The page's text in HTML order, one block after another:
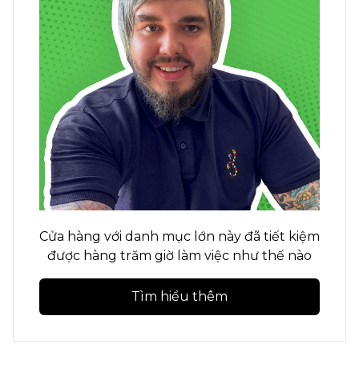
Cửa hàng với danh mục lớn này đã tiết kiệm
được hàng trăm giờ làm việc như thế nào
Tìm hiểu thêm